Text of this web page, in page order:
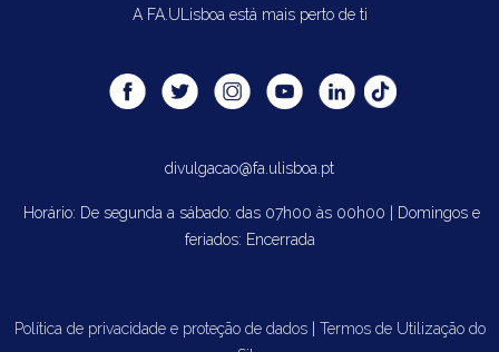
A FA.ULisboa está mais perto de ti
divulgacao@fa.ulisboa.pt
Horário: De segunda a sábado: das 07h00 às 00h00 | Domingos e
feriados: Encerrada
Política de privacidade e proteção de dados| Termos de Utilização do